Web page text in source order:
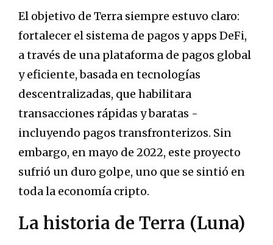
El objetivo de Terra siempre estuvo claro:
fortalecer el sistema de pagos y apps DeFi,
a través de una plataforma de pagos global
y eficiente, basada en tecnologías
descentralizadas, que habilitara
transacciones rápidas y baratas -
incluyendo pagos transfronterizos. Sin
embargo, en mayo de 2022, este proyecto
sufrió un duro golpe, uno que se sintió en
toda la economía cripto.
La historia de Terra (Luna)